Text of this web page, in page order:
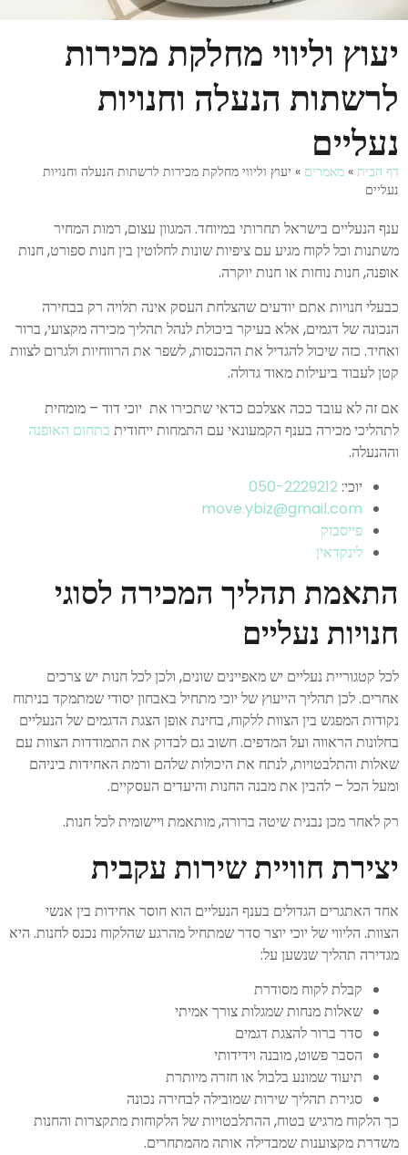
יעוץ וליווי מחלקת מכירות
לרשתות הנעלה וחנויות
נעליים
דף הבית » מאמרים » יעוץ וליווי מחלקת מכירות לרשתות הנעלה וחנויות
נעליים
ענף הנעליים בישראל תחרותי במיוחד. המגוון עצום, רמות המחיר
משתנות וכל לקוח מגיע עם ציפיות שונות לחלוטין בין חנות ספורט, חנות
אופנה, חנות נוחות או חנות יוקרה.
כבעלי חנויות אתם יודעים שהצלחת העסק אינה תלויה רק בבחירה
הנכונה של דגמים, אלא בעיקר ביכולת לנהל תהליך מכירה מקצועי, ברור
ואחיד. כזה שיכול להגדיל את ההכנסות, לשפר את הרווחיות ולגרום לצוות
קטן לעבוד ביעילות מאוד גדולה.
אם זה לא עובד ככה אצלכם כדאי שתכירו את יוכי דוד – מומחית
לתהליכי מכירה בענף הקמעונאי עם התמחות ייחודית בתחום האופנה
וההנעלה.
יוכי:‬050-2229212
move.ybiz@gmail.com
פייסבוק
לינקדאין
התאמת תהליך המכירה לסוגי
חנויות נעליים
לכל קטגוריית נעליים יש מאפיינים שונים, ולכן לכל חנות יש צרכים
אחרים. לכן תהליך הייעוץ של יוכי מתחיל באבחון יסודי שמתמקד בניתוח
נקודות המפגש בין הצוות ללקוח, בחינת אופן הצגת הדגמים של הנעליים
בחלונות הראווה ועל המדפים. חשוב גם לבדוק את התמודדות הצוות עם
שאלות והתלבטויות, לנתח את היכולות שלהם ורמת האחידות ביניהם
ומעל הכל – להבין את מבנה החנות והיעדים העסקיים.
רק לאחר מכן נבנית שיטה ברורה, מותאמת ויישומית לכל חנות.
יצירת חוויית שירות עקבית
אחד האתגרים הגדולים בענף הנעליים הוא חוסר אחידות בין אנשי
הצוות. הליווי של יוכי יוצר סדר שמתחיל מהרגע שהלקוח נכנס לחנות. היא
מגדירה תהליך שנשען על:
קבלת לקוח מסודרת
שאלות מנחות שמגלות צורך אמיתי
סדר ברור להצגת דגמים
הסבר פשוט, מובנה וידידותי
תיעוד שמונע בלבול או חזרה מיותרת
סגירת תהליך שירות שמובילה לבחירה נכונה
כך הלקוח מרגיש בטוח, ההתלבטויות של הלקוחות מתקצרות והחנות
משדרת מקצוענות שמבדילה אותה מהמתחרים.